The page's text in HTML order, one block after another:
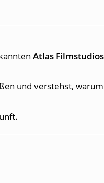
Atlas Filmstudios
und verstehst,